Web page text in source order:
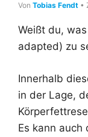
Von Tobias Fendt •
Weißt du,
adapted) zu
Innerhalb
in der Lage,
Es kann auch